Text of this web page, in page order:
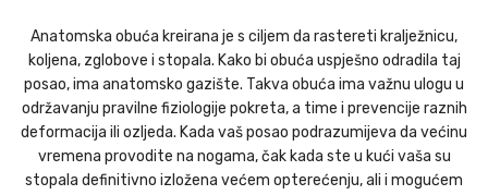
Anatomska obuća kreirana je s ciljem da rastereti kralježnicu,
koljena, zglobove i stopala. Kako bi obuća uspješno odradila taj
posao, ima anatomsko gazište. Takva obuća ima važnu ulogu u
održavanju pravilne fiziologije pokreta, a time i prevencije raznih
deformacija ili ozljeda. Kada vaš posao podrazumijeva da većinu
vremena provodite na nogama, čak kada ste u kući vaša su
stopala definitivno izložena većem opterećenju, ali i mogućem